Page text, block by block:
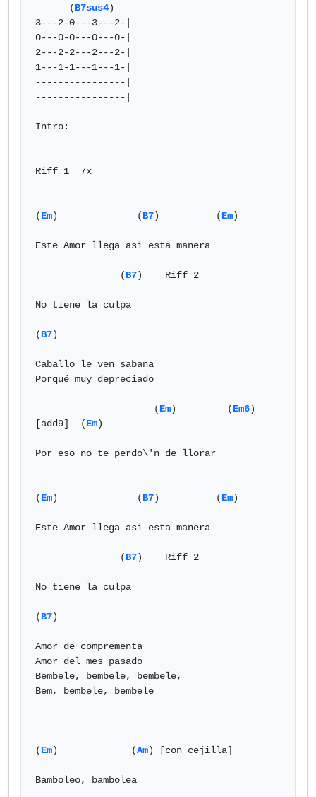
      (
B7sus4)
3---2-0---3---2-|
0---0-0---0---0-|
2---2-2---2---2-|
1---1-1---1---1-|
----------------|
----------------|
Intro:
Riff 1  7x
(Em)              (B7)          (Em)
Este Amor llega asi esta manera
               (
B7)    Riff 2
No tiene la culpa
(B7)
Caballo le ven sabana
Porqué muy depreciado
                     (
Em)         (Em6)
[add9]  (Em)
Por eso no te perdo\'n de llorar
(Em)              (B7)          (Em)
Este Amor llega asi esta manera
               (
B7)    Riff 2
No tiene la culpa
(B7)
Amor de comprementa
Amor del mes pasado
Bembele, bembele, bembele,
Bem, bembele, bembele
(Em)             (Am) [con cejilla]
Bamboleo, bambolea